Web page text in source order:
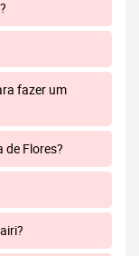
fazer um
de Flores?